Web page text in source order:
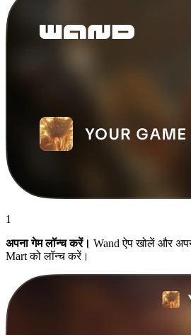
1
अपना गेम लॉन्च करें। Wand ऐप खोलें और
Mart को लॉन्च करें।